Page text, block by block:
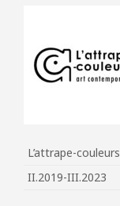
L’attrape-couleurs
II.2019-III.2023